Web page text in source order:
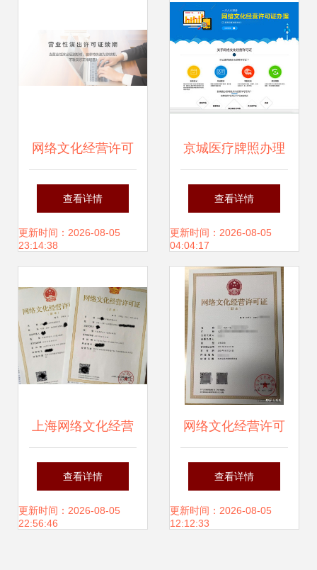
网络文化经营许可
证续期全攻略 流
程、材料与注意事
查看详情
更新时间：2026-08-05
23:14:38
京城医疗牌照办理
全解析 从代办到变
更的一站式法则
查看详情
更新时间：2026-08-05
04:04:17
上海网络文化经营
许可证办理条件详
解
查看详情
更新时间：2026-08-05
22:56:46
网络文化经营许可
证（文网文）办理
指南 合规运营的重
查看详情
更新时间：2026-08-05
12:12:33